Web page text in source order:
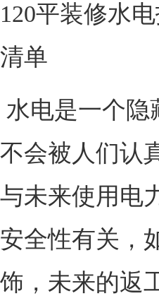
120平装修水
清单
水电是一个隐
不会被人们认
与未来使用电
安全性有关，
饰，未来的返